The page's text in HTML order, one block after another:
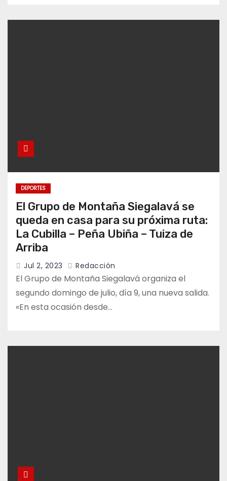
DEPORTES
El Grupo de Montaña Siegalavá se
queda en casa para su próxima ruta:
La Cubilla – Peña Ubiña – Tuiza de
Arriba
Jul 2, 2023 Redacción
El Grupo de Montaña Siegalavá organiza el
segundo domingo de julio, día 9, una nueva salida.
«En esta ocasión desde…